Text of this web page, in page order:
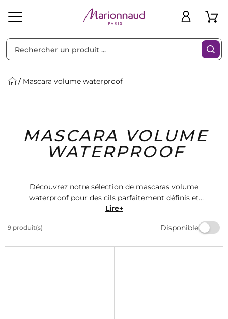
Solaire Homme Marques Idées
Cadeaux
Bons
Plans
Mascara volume waterproof
MASCARA VOLUME
WATERPROOF
Découvrez notre sélection de mascaras volume
waterproof pour des cils parfaitement définis et
volumineux. Trouvez le mascara idéal parmi notre
intense et glamour qui dure toute la journée.
Lire+
9 produit(s) Disponible
Filtres